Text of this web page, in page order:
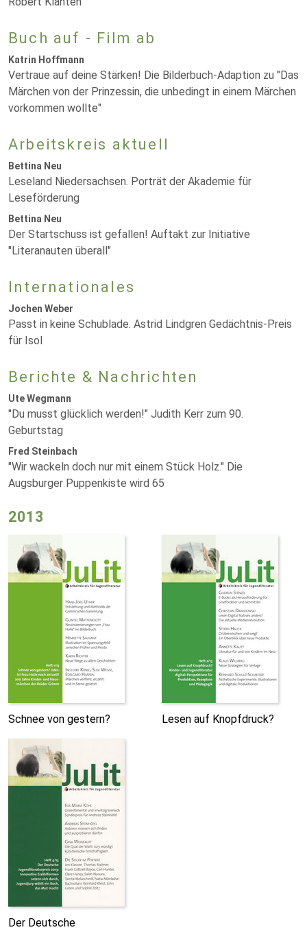
Buch auf - Film ab
Katrin Hoffmann
Vertraue auf deine Stärken! Die Bilderbuch-Adaption zu "Das
Märchen von der Prinzessin, die unbedingt in einem Märchen
vorkommen wollte"
Arbeitskreis aktuell
Bettina Neu
Leseland Niedersachsen. Porträt der Akademie für
Leseförderung
Bettina Neu
Der Startschuss ist gefallen! Auftakt zur Initiative
"Literanauten überall"
Internationales
Jochen Weber
Passt in keine Schublade. Astrid Lindgren Gedächtnis-Preis
für Isol
Berichte & Nachrichten
Ute Wegmann
"Du musst glücklich werden!" Judith Kerr zum 90.
Geburtstag
Fred Steinbach
"Wir wackeln doch nur mit einem Stück Holz." Die
Augsburger Puppenkiste wird 65
2013
Schnee von gestern? Lesen auf Knopfdruck?
Der Deutsche